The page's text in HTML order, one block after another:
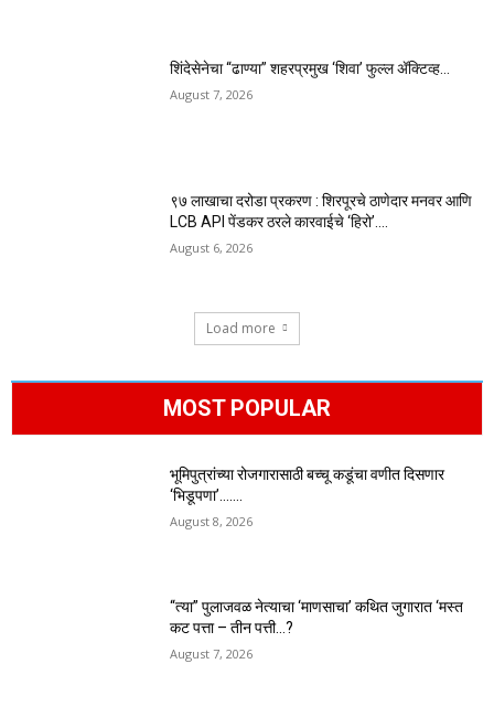
शिंदेसेनेचा “ढाण्या” शहरप्रमुख ‘शिवा’ फुल्ल ॲक्टिव्ह…
August 7, 2026
९७ लाखाचा दरोडा प्रकरण : शिरपूरचे ठाणेदार मनवर आणि
LCB API पेंडकर ठरले कारवाईचे ‘हिरो’….
August 6, 2026
Load more
MOST POPULAR
भूमिपुत्रांच्या रोजगारासाठी बच्चू कडूंचा वणीत दिसणार
‘भिडूपणा’…….
August 8, 2026
“त्या” पुलाजवळ नेत्याचा ‘माणसाचा’ कथित जुगारात ‘मस्त
कट पत्ता – तीन पत्ती…?
August 7, 2026